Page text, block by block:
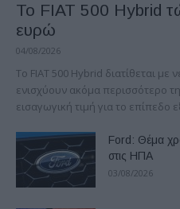
Το FIAT 500 Hybrid
ευρώ
04/08/2026
Το FIAT 500 Hybrid διατίθεται με
ενισχύουν ακόμα περισσότερο
εισαγωγική τιμή για το επίπεδο
Ford: Θέμα
στις ΗΠΑ
03/08/2026